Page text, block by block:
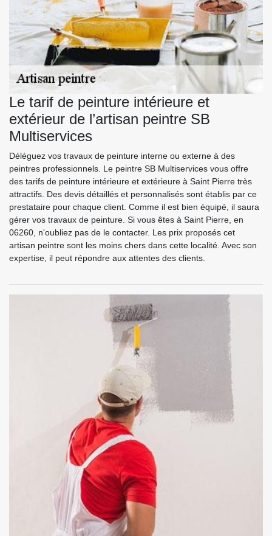
Le tarif de peinture intérieure et
extérieur de l’artisan peintre SB
Multiservices
Déléguez vos travaux de peinture interne ou externe à des
peintres professionnels. Le peintre SB Multiservices vous offre
des tarifs de peinture intérieure et extérieure à Saint Pierre très
attractifs. Des devis détaillés et personnalisés sont établis par ce
prestataire pour chaque client. Comme il est bien équipé, il saura
gérer vos travaux de peinture. Si vous êtes à Saint Pierre, en
06260, n'oubliez pas de le contacter. Les prix proposés cet
artisan peintre sont les moins chers dans cette localité. Avec son
expertise, il peut répondre aux attentes des clients.